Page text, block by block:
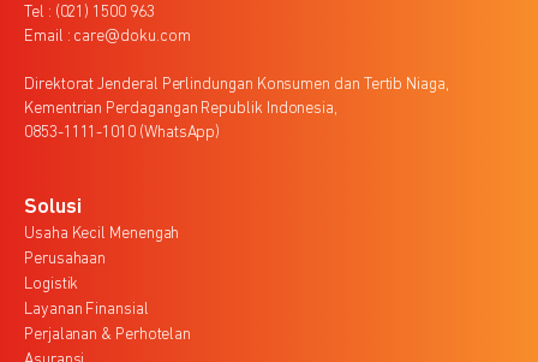
Tel : (021) 1500 963
Email : care@doku.com
Direktorat Jenderal Perlindungan Konsumen dan Tertib Niaga,
Kementrian Perdagangan Republik Indonesia,
0853-1111-1010 (WhatsApp)
Solusi
Usaha Kecil Menengah
Perusahaan
Logistik
Layanan Finansial
Perjalanan & Perhotelan